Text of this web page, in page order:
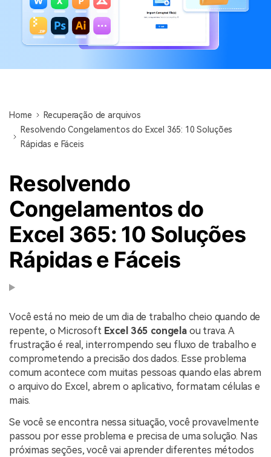
Home
Recuperação de arquivos
Resolvendo Congelamentos do Excel 365: 10 Soluções
Rápidas e Fáceis
Resolvendo
Congelamentos do
Excel 365: 10 Soluções
Rápidas e Fáceis
Você está no meio de um dia de trabalho cheio quando de
repente, o Microsoft Excel 365 congelaou trava. A
frustração é real, interrompendo seu fluxo de trabalho e
comprometendo a precisão dos dados. Esse problema
comum acontece com muitas pessoas quando elas abrem
o arquivo do Excel, abrem o aplicativo, formatam células e
mais.
Se você se encontra nessa situação, você provavelmente
passou por esse problema e precisa de uma solução. Nas
próximas seções, você vai aprender diferentes métodos